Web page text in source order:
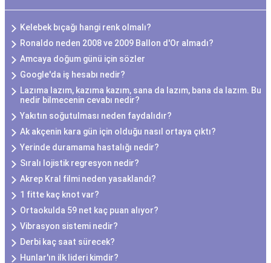
Kelebek bıçağı hangi renk olmalı?
Ronaldo neden 2008 ve 2009 Ballon d'Or almadı?
Amcaya doğum günü için sözler
Google'da iş hesabı nedir?
Lazıma lazım, kazıma kazım, sana da lazım, bana da lazım. Bu
nedir bilmecenin cevabı nedir?
Yakıtın soğutulması neden faydalıdır?
Ak akçenin kara gün için olduğu nasıl ortaya çıktı?
Yerinde duramama hastalığı nedir?
Sıralı lojistik regresyon nedir?
Akrep Kral filmi neden yasaklandı?
1 fitte kaç knot var?
Ortaokulda 59 net kaç puan alıyor?
Vibrasyon sistemi nedir?
Derbi kaç saat sürecek?
Hunlar'ın ilk lideri kimdir?